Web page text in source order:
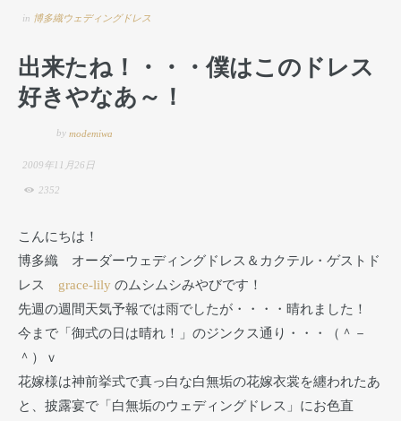
in 博多織ウェディングドレス
出来たね！・・・僕はこのドレス
好きやなあ～！
by modemiwa
2009年11月26日
2352
こんにちは！
博多織 オーダーウェディングドレス＆カクテル・ゲストド
レス grace-lily のムシムシみやびです！
先週の週間天気予報では雨でしたが・・・・晴れました！
今まで「御式の日は晴れ！」のジンクス通り・・・（＾－
＾）ｖ
花嫁様は神前挙式で真っ白な白無垢の花嫁衣裳を纏われたあ
と、披露宴で「白無垢のウェディングドレス」にお色直